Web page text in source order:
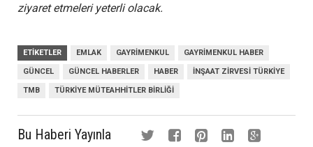
ziyaret etmeleri yeterli olacak.
ETIKETLER EMLAK GAYRIMENKUL GAYRIMENKUL HABER
GÜNCEL GÜNCEL HABERLER HABER İNŞAAT ZIRVESI TÜRKIYE
TMB TÜRKIYE MÜTEAHHITLER BIRLIĞI
Bu Haberi Yayınla